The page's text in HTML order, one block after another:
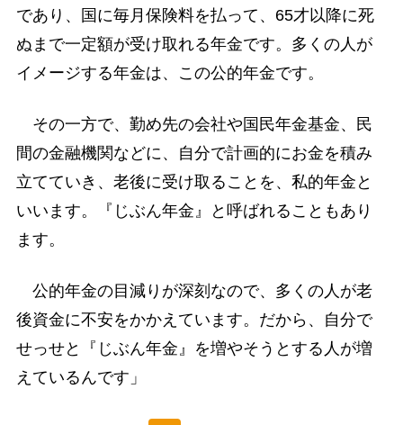
であり、国に毎月保険料を払って、65才以降に死
ぬまで一定額が受け取れる年金です。多くの人が
イメージする年金は、この公的年金です。
その一方で、勤め先の会社や国民年金基金、民
間の金融機関などに、自分で計画的にお金を積み
立てていき、老後に受け取ることを、私的年金と
いいます。『じぶん年金』と呼ばれることもあり
ます。
公的年金の目減りが深刻なので、多くの人が老
後資金に不安をかかえています。だから、自分で
せっせと『じぶん年金』を増やそうとする人が増
えているんです」